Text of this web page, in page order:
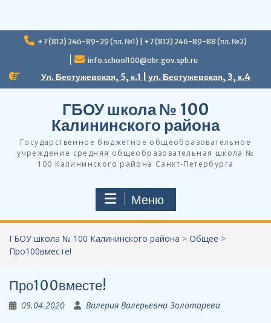
Перейти
+7 (812) 246-89-29 (пл. №1) | +7 (812) 246-89-88 (пл. №2)
info.school100@obr.gov.spb.ru
Ул. Бестужевская, 5, к.1 | ул. Бестужевская, 3, к.4
ГБОУ школа № 100
Калининского района
Государственное бюджетное общеобразовательное
учреждение средняя общеобразовательная школа №
100 Калининского района Санкт-Петербурга
Меню
ГБОУ школа № 100 Калининского района > Общее >
Про100вместе!
Про100вместе!
09.04.2020 Валерия Валерьевна Золотарева